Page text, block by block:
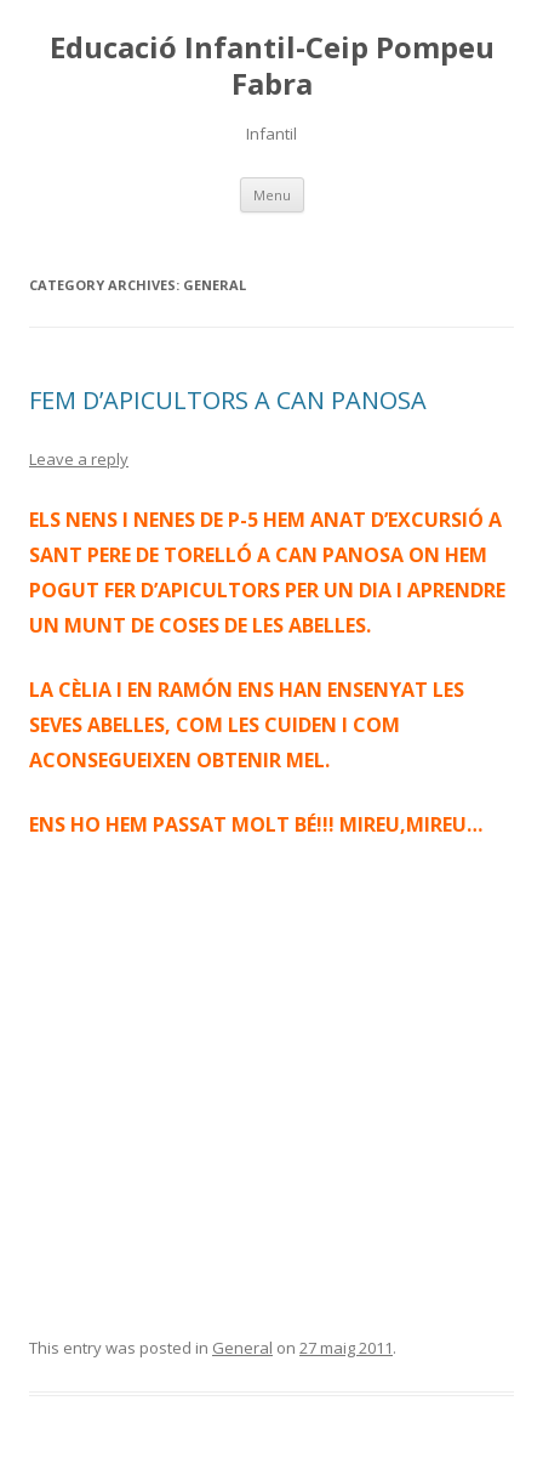
Educació Infantil-Ceip Pompeu
Fabra
Infantil
Menu Skip
content
CATEGORY ARCHIVES: GENERAL
FEM D’APICULTORS A CAN PANOSA
Leave a reply
ELS NENS I NENES DE P-5 HEM ANAT D’EXCURSIÓ A
SANT PERE DE TORELLÓ A CAN PANOSA ON HEM
POGUT FER D’APICULTORS PER UN DIA I APRENDRE
UN MUNT DE COSES DE LES ABELLES.
LA CÈLIA I EN RAMÓN ENS HAN ENSENYAT LES
SEVES ABELLES, COM LES CUIDEN I COM
ACONSEGUEIXEN OBTENIR MEL.
ENS HO HEM PASSAT MOLT BÉ!!! MIREU,MIREU…
This entry was posted in General on 27 maig 2011.